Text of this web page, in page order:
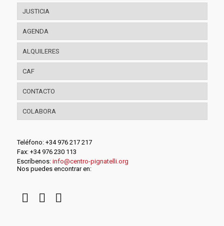
JUSTICIA
AGENDA
ALQUILERES
CAF
CONTACTO
COLABORA
Teléfono: +34 976 217 217
Fax: +34 976 230 113
Escríbenos: info@centro-pignatelli.org
Nos puedes encontrar en: